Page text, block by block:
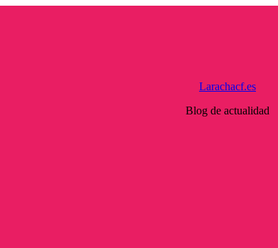
Larachacf.es
Blog de actualidad